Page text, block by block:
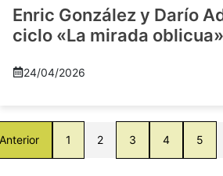
Enric González y Darío
ciclo «La mirada oblicua»
24/04/2026
1 2 3 4 5